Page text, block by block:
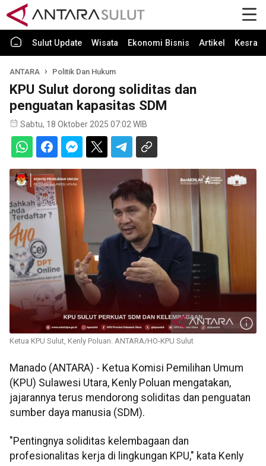
Sulut Update Wisata Ekonomi Bisnis Artikel Kesra
ANTARA Politik Dan Hukum
KPU Sulut dorong soliditas dan
penguatan kapasitas SDM
Sabtu, 18 Oktober 2025 07:02 WIB
Ketua KPU Sulut, Kenly Poluan. ANTARA/HO-KPU Sulut
Manado (ANTARA) - Ketua Komisi Pemilihan Umum
(KPU) Sulawesi Utara, Kenly Poluan mengatakan,
jajarannya terus mendorong soliditas dan penguatan
sumber daya manusia (SDM).
"Pentingnya soliditas kelembagaan dan
profesionalitas kerja di lingkungan KPU," kata Kenly